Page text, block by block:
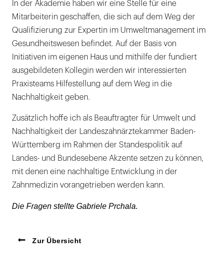
In der Akademie haben wir eine Stelle für eine
Mitarbeiterin geschaffen, die sich auf dem Weg der
Qualifizierung zur Expertin im Umweltmanagement im
Gesundheitswesen befindet. Auf der Basis von
Initiativen im eigenen Haus und mithilfe der fundiert
ausgebildeten Kollegin werden wir interessierten
Praxisteams Hilfestellung auf dem Weg in die
Nachhaltigkeit geben.
Zusätzlich hoffe ich als Beauftragter für Umwelt und
Nachhaltigkeit der Landeszahnärztekammer Baden-
Württemberg im Rahmen der Standespolitik auf
Landes- und Bundesebene Akzente setzen zu können,
mit denen eine nachhaltige Entwicklung in der
Zahnmedizin vorangetrieben werden kann.
Die Fragen stellte Gabriele Prchala.
Zur Übersicht